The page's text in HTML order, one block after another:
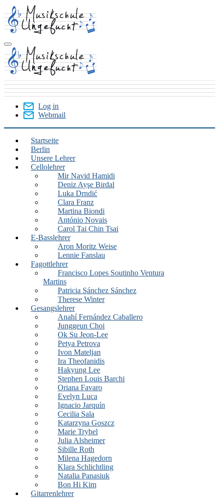
Skip
to
main
content
User
Menu
Log in
Webmail
Berlin
Startseite
Berlin
Unsere Lehrer
Cellolehrer
Mir Navid Hamidi
Deniz Ayşe Birdal
Luka Drndić
Clara Franz
Martina Biondi
António Novais
Carol Tai Chin Tsai
E-Basslehrer
Aron Moritz Weise
Lennie Fanslau
Fagottlehrer
Francisco Lopes Soutinho Ventura
Martins
Patricia Sánchez Sánchez
Therese Winter
Gesangslehrer
Anahí Fernández Caballero
Junggeun Choi
Ok Su Jeon-Lee
Petya Petrova
Ivon Mateljan
Ira Theofanidis
Hakyung Lee
Stephen Louis Barchi
Oriana Favaro
Evelyn Luca
Ignacio Jarquín
Cecilia Sala
Katarzyna Goszcz
Marie Trybel
Julia Alsheimer
Sibille Roth
Milena Hagedorn
Klara Schlichtling
Natalia Panasiuk
Bon Hi Kim
Gitarrenlehrer